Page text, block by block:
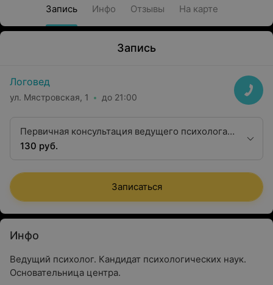
Запись Инфо Отзывы На карте
Запись
Логовед
ул. Мястровская, 1 до 21:00
Первичная консультация ведущего психолога
без выдачи консультативного заключения
130 руб.
Записаться
Инфо
Ведущий психолог. Кандидат психологических наук.
Основательница центра.